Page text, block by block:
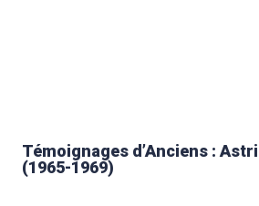
Témoignages d’Anciens :
(1965-1969)